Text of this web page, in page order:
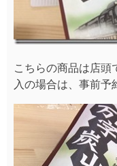
こちらの商品は店頭
入の場合は、事前予